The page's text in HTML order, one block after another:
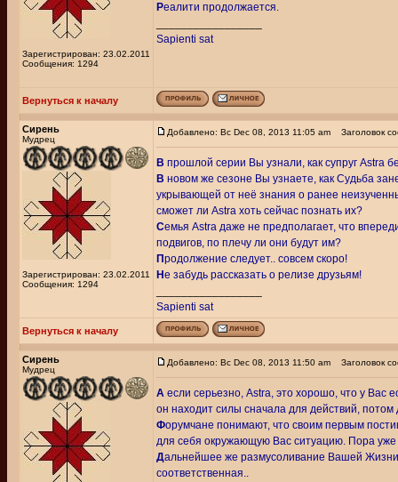
Зарегистрирован: 23.02.2011
Сообщения: 1294
Реалити продолжается.
Sapienti sat
Вернуться к началу
Сирень
Мудрец
Зарегистрирован: 23.02.2011
Сообщения: 1294
Добавлено: Вс Dec 08, 2013 11:05 am Заголовок
В прошлой серии Вы узнали, как супруг Astra
В новом же сезоне Вы узнаете, как Судьба
укрывающей от неё знания о ранее
сможет ли Astra хоть сейчас познать их?
Семья Astra даже не предполагает, что
подвигов, по плечу ли они будут им?
Продолжение следует.. совсем скоро!
Не забудь рассказать о релизе друзьям!
Sapienti sat
Вернуться к началу
Сирень
Мудрец
Добавлено: Вс Dec 08, 2013 11:50 am Заголовок
А если серьезно, Astra, это хорошо, что у Вас
он находит силы сначала для действий, потом
Форумчане понимают, что своим первым
для себя окружающую Вас ситуацию. Пора уже
Дальнейшее же размусоливание Вашей Жизни
соответственная..